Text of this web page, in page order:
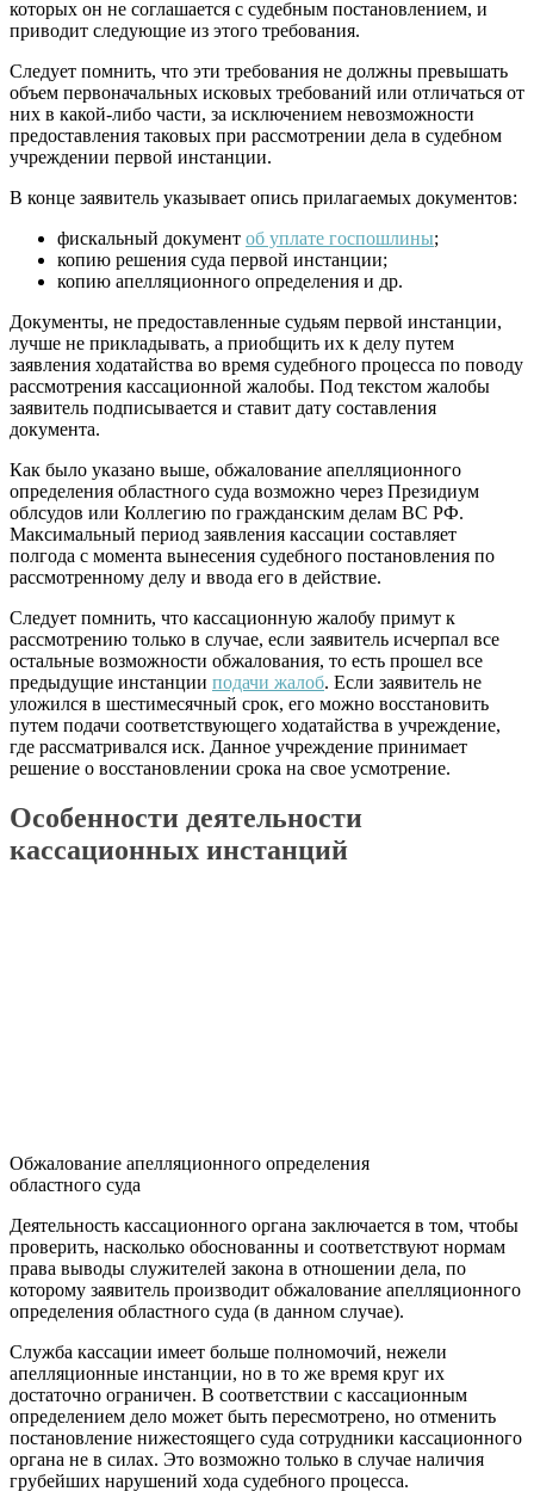
которых он не соглашается с судебным постановлением, и
приводит следующие из этого требования.
Следует помнить, что эти требования не должны превышать
объем первоначальных исковых требований или отличаться от
них в какой-либо части, за исключением невозможности
предоставления таковых при рассмотрении дела в судебном
учреждении первой инстанции.
В конце заявитель указывает опись прилагаемых документов:
фискальный документ об уплате госпошлины;
копию решения суда первой инстанции;
копию апелляционного определения и др.
Документы, не предоставленные судьям первой инстанции,
лучше не прикладывать, а приобщить их к делу путем
заявления ходатайства во время судебного процесса по поводу
рассмотрения кассационной жалобы. Под текстом жалобы
заявитель подписывается и ставит дату составления
документа.
Как было указано выше, обжалование апелляционного
определения областного суда возможно через Президиум
облсудов или Коллегию по гражданским делам ВС РФ.
Максимальный период заявления кассации составляет
полгода с момента вынесения судебного постановления по
рассмотренному делу и ввода его в действие.
Следует помнить, что кассационную жалобу примут к
рассмотрению только в случае, если заявитель исчерпал все
остальные возможности обжалования, то есть прошел все
предыдущие инстанции подачи жалоб. Если заявитель не
уложился в шестимесячный срок, его можно восстановить
путем подачи соответствующего ходатайства в учреждение,
где рассматривался иск. Данное учреждение принимает
решение о восстановлении срока на свое усмотрение.
Особенности деятельности
кассационных инстанций
Обжалование апелляционного определения
областного суда
Деятельность кассационного органа заключается в том, чтобы
проверить, насколько обоснованны и соответствуют нормам
права выводы служителей закона в отношении дела, по
которому заявитель производит обжалование апелляционного
определения областного суда (в данном случае).
Служба кассации имеет больше полномочий, нежели
апелляционные инстанции, но в то же время круг их
достаточно ограничен. В соответствии с кассационным
определением дело может быть пересмотрено, но отменить
постановление нижестоящего суда сотрудники кассационного
органа не в силах. Это возможно только в случае наличия
грубейших нарушений хода судебного процесса.